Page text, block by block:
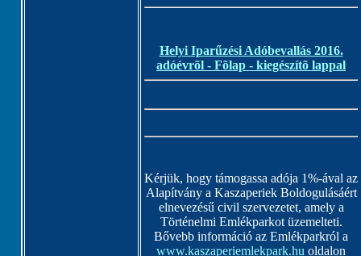
Helyi Iparűzési Adóbevallás 2016.
adóévrõl - Fõlap - kiegészítõ lappal
Kérjük, hogy támogassa adója 1%-ával az
Alapítvány a Kaszaperiek Boldogulásáért
elnevezésű civil szervezetet, amely a
Történelmi Emlékparkot üzemelteti.
Bővebb információ az Emlékparkról a
www.kaszaperiemlekpark.hu oldalon